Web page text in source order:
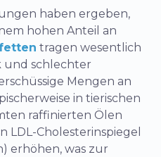
haben ergeben,
hohen Anteil an
tragen wesentlich
schlechter
Mengen an
in tierischen
raffinierten Ölen
LDL-Cholesterinspiegel
erhöhen, was zur